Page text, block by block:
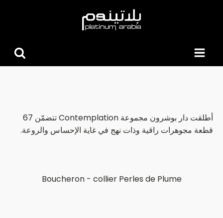
البحث
أطلقت دار بوشرون مجموعة Contemplation تتضمّن 67
قطعة مجوهرات راقية وذات نهج في غاية الإحساس والروعة.
Boucheron - collier Perles de Plume